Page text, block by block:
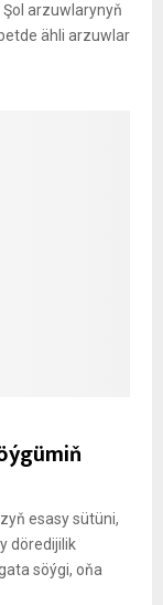
arzuwlarynyň
ähli arzuwlar
esasy sütüni,
döredijilik
söýgi, oňa